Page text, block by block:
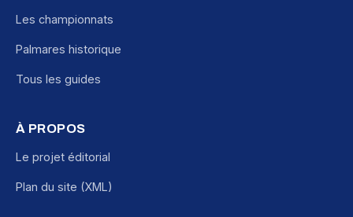
Les championnats
Palmares historique
Tous les guides
À PROPOS
Le projet éditorial
Plan du site (XML)